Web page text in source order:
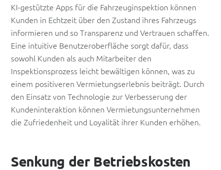
KI-gestützte Apps für die Fahrzeuginspektion können
Kunden in Echtzeit über den Zustand ihres Fahrzeugs
informieren und so Transparenz und Vertrauen schaffen.
Eine intuitive Benutzeroberfläche sorgt dafür, dass
sowohl Kunden als auch Mitarbeiter den
Inspektionsprozess leicht bewältigen können, was zu
einem positiveren Vermietungserlebnis beiträgt. Durch
den Einsatz von Technologie zur Verbesserung der
Kundeninteraktion können Vermietungsunternehmen
die Zufriedenheit und Loyalität ihrer Kunden erhöhen.
Senkung der Betriebskosten